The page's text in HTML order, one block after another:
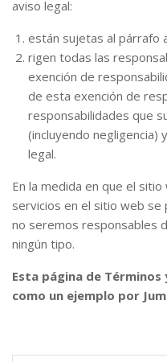
aviso legal:
están sujetas al párrafo
rigen todas las
exención de
de esta exención de
responsabilidades que
(incluyendo negligencia)
legal.
En la medida en que el
servicios en el sitio web
no seremos responsables
ningún tipo.
Esta página de
como un ejemplo por